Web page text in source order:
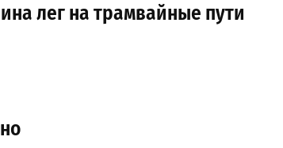
лег на трамвайные пути